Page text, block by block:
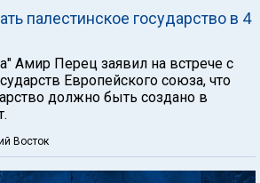
палестинское государство в 4
Амир Перец заявил на встрече с
Европейского союза, что
должно быть создано в
Восток